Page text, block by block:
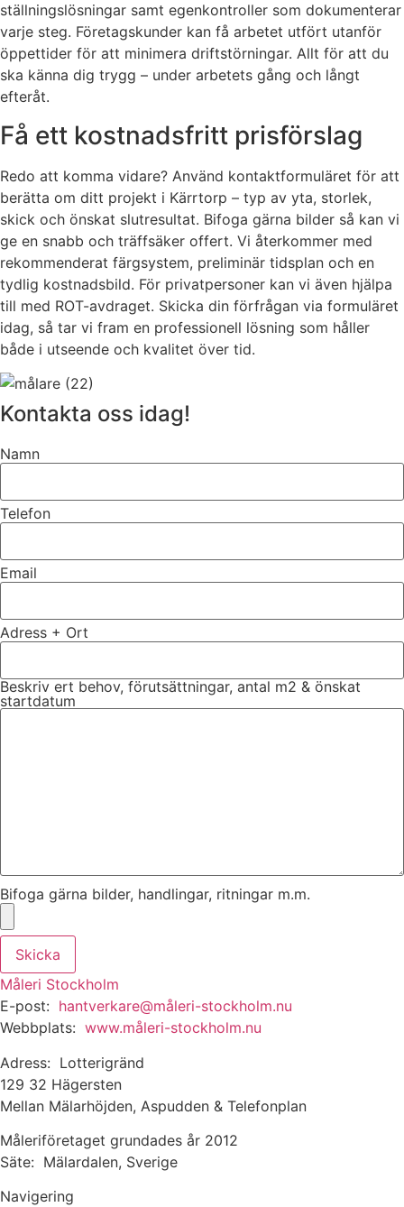
ställningslösningar samt egenkontroller som dokumenterar
varje steg. Företagskunder kan få arbetet utfört utanför
öppettider för att minimera driftstörningar. Allt för att du
ska känna dig trygg – under arbetets gång och långt
efteråt.
Få ett kostnadsfritt prisförslag
Redo att komma vidare? Använd kontaktformuläret för att
berätta om ditt projekt i Kärrtorp – typ av yta, storlek,
skick och önskat slutresultat. Bifoga gärna bilder så kan vi
ge en snabb och träffsäker offert. Vi återkommer med
rekommenderat färgsystem, preliminär tidsplan och en
tydlig kostnadsbild. För privatpersoner kan vi även hjälpa
till med ROT-avdraget. Skicka din förfrågan via formuläret
idag, så tar vi fram en professionell lösning som håller
både i utseende och kvalitet över tid.
Kontakta oss idag!
Namn
Telefon
Email
Adress + Ort
Beskriv ert behov, förutsättningar, antal m2 & önskat
startdatum
Bifoga gärna bilder, handlingar, ritningar m.m.
Skicka
Måleri Stockholm
E-post: hantverkare@måleri-stockholm.nu
Webbplats: www.måleri-stockholm.nu
Adress: Lotterigränd
129 32 Hägersten
Mellan Mälarhöjden, Aspudden & Telefonplan
Måleriföretaget grundades år 2012
Säte: Mälardalen, Sverige
Navigering